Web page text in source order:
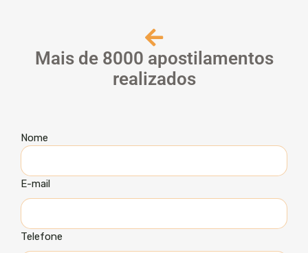
Mais de 8000 apostilamentos
realizados
Nome
E-mail
Telefone